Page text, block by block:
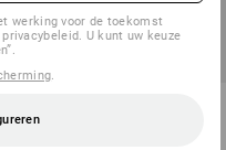
werking voor de toekomst
U kunt uw keuze